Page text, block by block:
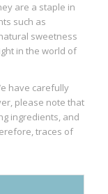
are a staple in
such as
sweetness
in the world of
have carefully
please note that
ingredients, and
traces of